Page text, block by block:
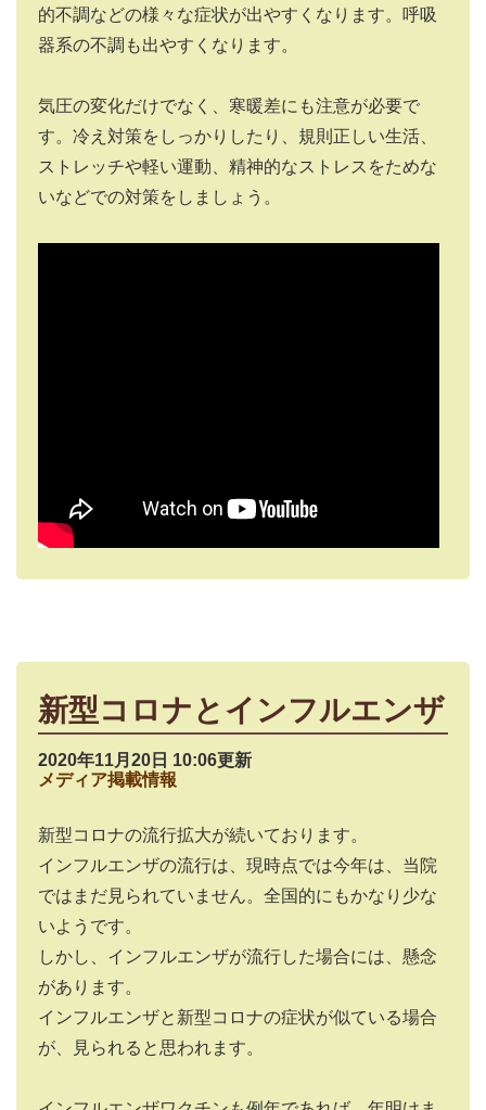
的不調などの様々な症状が出やすくなります。呼吸
器系の不調も出やすくなります。
気圧の変化だけでなく、寒暖差にも注意が必要で
す。冷え対策をしっかりしたり、規則正しい生活、
ストレッチや軽い運動、精神的なストレスをためな
いなどでの対策をしましょう。
新型コロナとインフルエンザ
2020年11月20日 10:06更新
メディア掲載情報
新型コロナの流行拡大が続いております。
インフルエンザの流行は、現時点では今年は、当院
ではまだ見られていません。全国的にもかなり少な
いようです。
しかし、インフルエンザが流行した場合には、懸念
があります。
インフルエンザと新型コロナの症状が似ている場合
が、見られると思われます。